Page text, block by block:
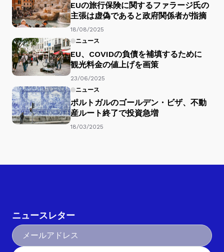
EUの旅行保険に関するファラージ氏の
主張は虚偽であると政府関係者が指摘
18/08/2025
ニュース
EU、COVIDの負債を補填するために
観光料金の値上げを画策
23/06/2025
ニュース
ポルトガルのゴールデン・ビザ、不動
産ルート終了で投資急増
18/03/2025
ニュースレター